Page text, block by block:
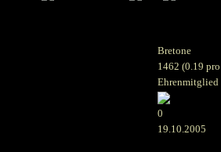
Bretone
1462 (0.19
Ehrenmitglied
0
19.10.2005